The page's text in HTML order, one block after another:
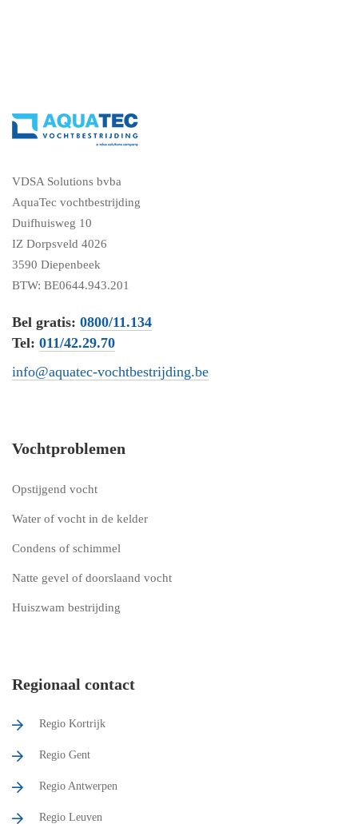
VDSA Solutions bvba
AquaTec vochtbestrijding
Duifhuisweg 10
IZ Dorpsveld 4026
3590 Diepenbeek
BTW: BE0644.943.201
Bel gratis: 0800/11.134
Tel: 011/42.29.70
info@aquatec-vochtbestrijding.be
Vochtproblemen
Opstijgend vocht
Water of vocht in de kelder
Condens of schimmel
Natte gevel of doorslaand vocht
Huiszwam bestrijding
Regionaal contact
Regio Kortrijk
Regio Gent
Regio Antwerpen
Regio Leuven